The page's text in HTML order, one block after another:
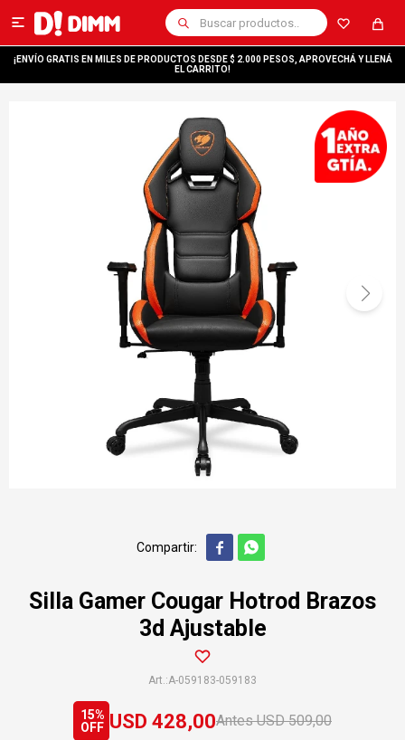

¡ENVÍO GRATIS EN MILES DE PRODUCTOS DESDE $ 2.000 PESOS, APROVECHÁ Y LLENÁ
EL CARRITO!
 
Silla Gamer Cougar Hotrod Brazos
3d Ajustable
A-059183-059183
USD 428,00 USD 509,00
15